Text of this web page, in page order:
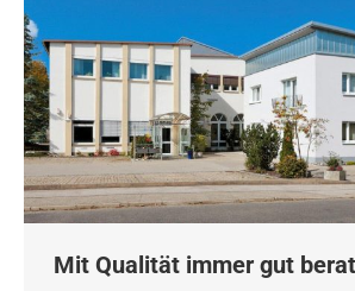
Mit Qualität immer gut